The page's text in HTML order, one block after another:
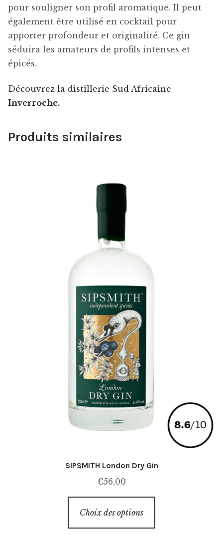
pour souligner son profil aromatique. Il peut
également être utilisé en cocktail pour
apporter profondeur et originalité. Ce gin
séduira les amateurs de profils intenses et
épicés.
Découvrez la distillerie Sud Africaine
Inverroche.
Produits similaires
SIPSMITH London Dry Gin
€56,00
Choix des options
a